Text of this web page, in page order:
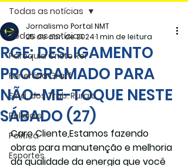
Todas as notícias
Paróquia Cristo Rei
Funerária Gräff
Sind. dos Trab. Rurais
Policiais
Politica
Esportes
Todas as notícias
RGE: DESLIGAMENTO
PROGRAMADO PARA
NÃO-ME-TOQUE NESTE
SÁBADO (27)
Jornalismo Portal NMT
25 de abr. de 20241 min de leitura
Caro Cliente,Estamos fazendo
obras para manutenção e melhoria
da qualidade da energia que você